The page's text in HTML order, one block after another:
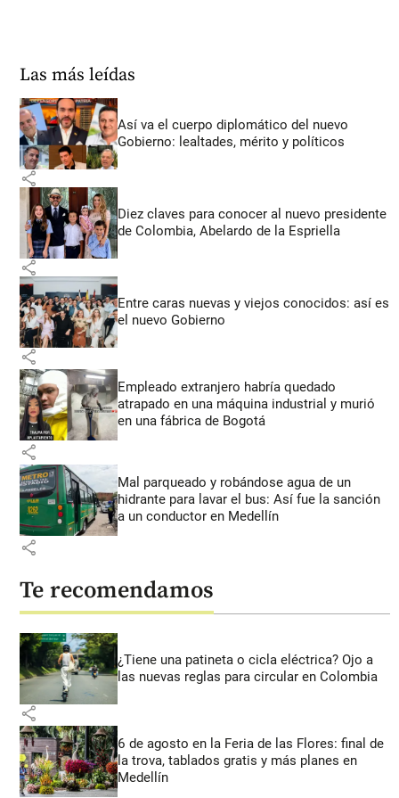
Las más leídas
Así va el cuerpo diplomático del nuevo
Gobierno: lealtades, mérito y políticos
share
Diez claves para conocer al nuevo presidente
de Colombia, Abelardo de la Espriella
share
Entre caras nuevas y viejos conocidos: así es
el nuevo Gobierno
share
Empleado extranjero habría quedado
atrapado en una máquina industrial y murió
en una fábrica de Bogotá
share
Mal parqueado y robándose agua de un
hidrante para lavar el bus: Así fue la sanción
a un conductor en Medellín
share
Te recomendamos
¿Tiene una patineta o cicla eléctrica? Ojo a
las nuevas reglas para circular en Colombia
share
6 de agosto en la Feria de las Flores: final de
la trova, tablados gratis y más planes en
Medellín